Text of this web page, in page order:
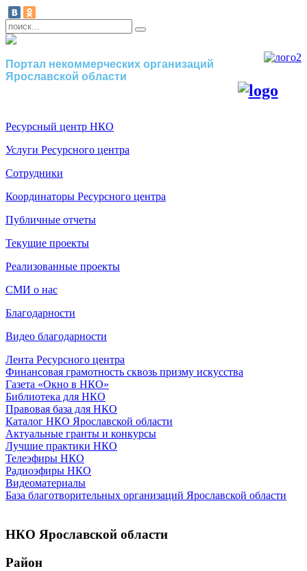
Портал некоммерческих организаций
Ярославской области
Ресурсный центр НКО
Услуги Ресурсного центра
Сотрудники
Координаторы Ресурсного центра
Публичные отчеты
Текущие проекты
Реализованные проекты
СМИ о нас
Благодарности
Видео благодарности
Лента Ресурсного центра
Финансовая грамотность сквозь призму искусства
Газета «Окно в НКО»
Библиотека для НКО
Правовая база для НКО
Каталог НКО Ярославской области
Актуальные гранты и конкурсы
Лучшие практики НКО
Телеэфиры НКО
Радиоэфиры НКО
Видеоматериалы
База благотворительных организаций Ярославской области
НКО Ярославской области
Район